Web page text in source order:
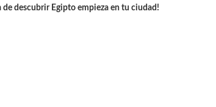
de descubrir Egipto empieza en tu ciudad!